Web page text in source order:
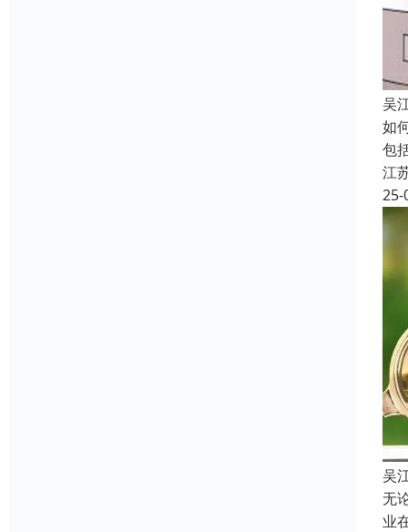
吴
如
包
江
25-
吴
无
业